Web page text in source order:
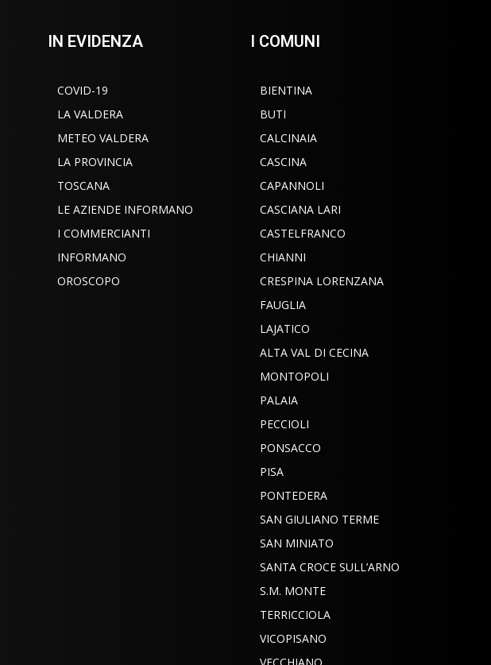
IN EVIDENZA
COVID-19
LA VALDERA
METEO VALDERA
LA PROVINCIA
TOSCANA
LE AZIENDE INFORMANO
I COMMERCIANTI
INFORMANO
OROSCOPO
I COMUNI
BIENTINA
BUTI
CALCINAIA
CASCINA
CAPANNOLI
CASCIANA LARI
CASTELFRANCO
CHIANNI
CRESPINA LORENZANA
FAUGLIA
LAJATICO
ALTA VAL DI CECINA
MONTOPOLI
PALAIA
PECCIOLI
PONSACCO
PISA
PONTEDERA
SAN GIULIANO TERME
SAN MINIATO
SANTA CROCE SULL’ARNO
S.M. MONTE
TERRICCIOLA
VICOPISANO